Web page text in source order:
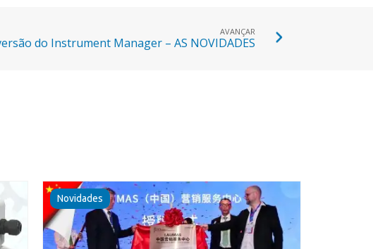
AVANÇAR
do Instrument Manager – AS NOVIDADES
Novidades